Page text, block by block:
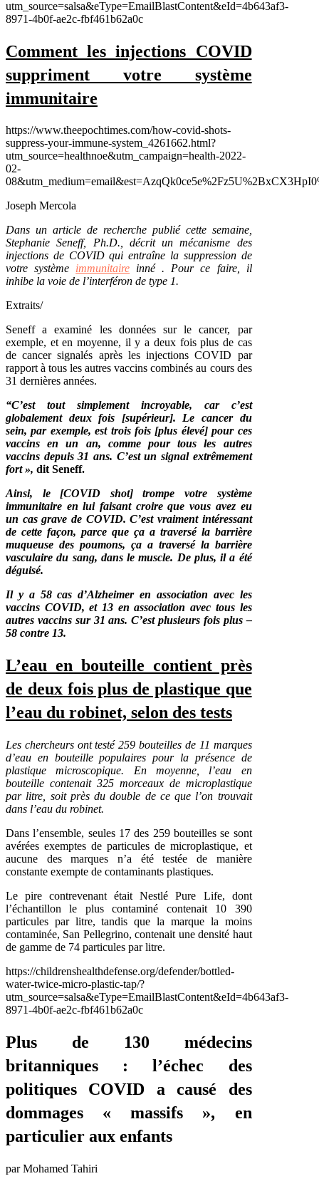
utm_source=salsa&eType=EmailBlastContent&eId=4b643af3-
8971-4b0f-ae2c-fbf461b62a0c
Comment les injections COVID
suppriment votre système
immunitaire
https://www.theepochtimes.com/how-covid-shots-
suppress-your-immune-system_4261662.html?
utm_source=healthnoe&utm_campaign=health-2022-
02-
Joseph Mercola
Dans un article de recherche publié cette semaine,
Stephanie Seneff, Ph.D., décrit un mécanisme des
injections de COVID qui entraîne la suppression de
votre système immunitaire inné . Pour ce faire, il
inhibe la voie de l’interféron de type 1.
Extraits/
Seneff a examiné les données sur le cancer, par
exemple, et en moyenne, il y a deux fois plus de cas
de cancer signalés après les injections COVID par
rapport à tous les autres vaccins combinés au cours des
31 dernières années.
“C’est tout simplement incroyable, car c’est
globalement deux fois [supérieur]. Le cancer du
sein, par exemple, est trois fois [plus élevé] pour ces
vaccins en un an, comme pour tous les autres
vaccins depuis 31 ans. C’est un signal extrêmement
fort », dit Seneff.
Ainsi, le [COVID shot] trompe votre système
immunitaire en lui faisant croire que vous avez eu
un cas grave de COVID. C’est vraiment intéressant
de cette façon, parce que ça a traversé la barrière
muqueuse des poumons, ça a traversé la barrière
vasculaire du sang, dans le muscle. De plus, il a été
déguisé.
Il y a 58 cas d’Alzheimer en association avec les
vaccins COVID, et 13 en association avec tous les
autres vaccins sur 31 ans. C’est plusieurs fois plus –
58 contre 13.
L’eau en bouteille contient près
de deux fois plus de plastique que
l’eau du robinet, selon des tests
Les chercheurs ont testé 259 bouteilles de 11 marques
d’eau en bouteille populaires pour la présence de
plastique microscopique. En moyenne, l’eau en
bouteille contenait 325 morceaux de microplastique
par litre, soit près du double de ce que l’on trouvait
dans l’eau du robinet.
Dans l’ensemble, seules 17 des 259 bouteilles se sont
avérées exemptes de particules de microplastique, et
aucune des marques n’a été testée de manière
constante exempte de contaminants plastiques.
Le pire contrevenant était Nestlé Pure Life, dont
l’échantillon le plus contaminé contenait 10 390
particules par litre, tandis que la marque la moins
contaminée, San Pellegrino, contenait une densité haut
de gamme de 74 particules par litre.
https://childrenshealthdefense.org/defender/bottled-
water-twice-micro-plastic-tap/?
utm_source=salsa&eType=EmailBlastContent&eId=4b643af3-
8971-4b0f-ae2c-fbf461b62a0c
Plus de 130 médecins
britanniques : l’échec des
politiques COVID a causé des
dommages « massifs », en
particulier aux enfants
par Mohamed Tahiri